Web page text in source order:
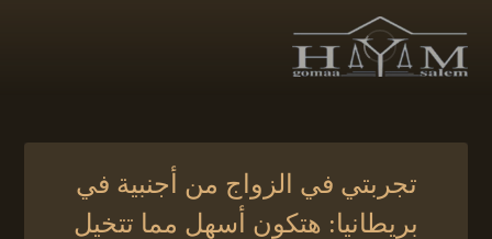
تجربتي في الزواج من أجنبية في
بريطانيا: هتكون أسهل مما تتخيل